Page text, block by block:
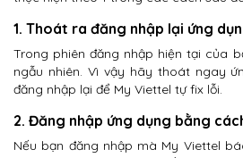
1. Thoát ra đăng nhập lại ứng
Trong phiên đăng nhập hiện tại của
ngẫu nhiên. Vì vậy hãy thoát ngay
đăng nhập lại để My Viettel tự fix lỗi.
2. Đăng nhập ứng dụng bằng
Nếu bạn đăng nhập mà My Viettel